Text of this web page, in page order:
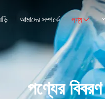
আমাদের সম্পর্কে পণ্য
পণ্যের বিবরণ